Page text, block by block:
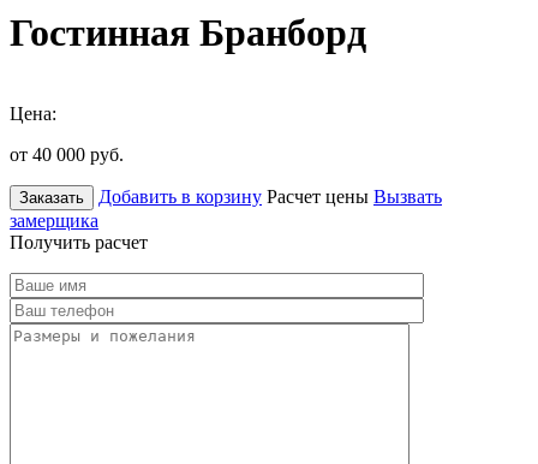
Гостинная Бранборд
Цена:
от 40 000 руб.
Заказать Добавить в корзину Расчет цены Вызвать
замерщика
Получить расчет